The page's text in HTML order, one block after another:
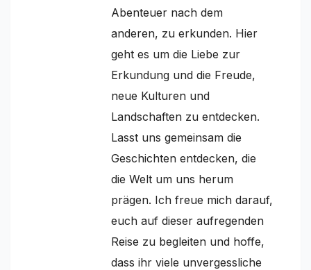
Abenteuer nach dem
anderen, zu erkunden. Hier
geht es um die Liebe zur
Erkundung und die Freude,
neue Kulturen und
Landschaften zu entdecken.
Lasst uns gemeinsam die
Geschichten entdecken, die
die Welt um uns herum
prägen. Ich freue mich darauf,
euch auf dieser aufregenden
Reise zu begleiten und hoffe,
dass ihr viele unvergessliche